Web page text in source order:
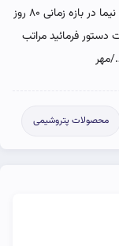
صادراتی صرفاً به صورت فروش حواله ارزی در سامانه نیما در بازه زمانی ۸۰ روز
فرمائید مراتب
مهر
محصولات پتروشیمی